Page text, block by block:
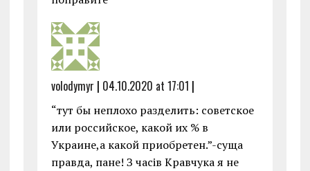
volodymyr | 04.10.2020 at 17:01 |
“тут бы неплохо разделить: советское
или российское, какой их % в
Украине,а какой приобретен.”-суща
правда, пане! З часів Кравчука я не